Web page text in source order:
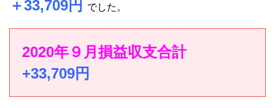
＋33,709円 でした。
2020年９月損益収支合計
+33,709円